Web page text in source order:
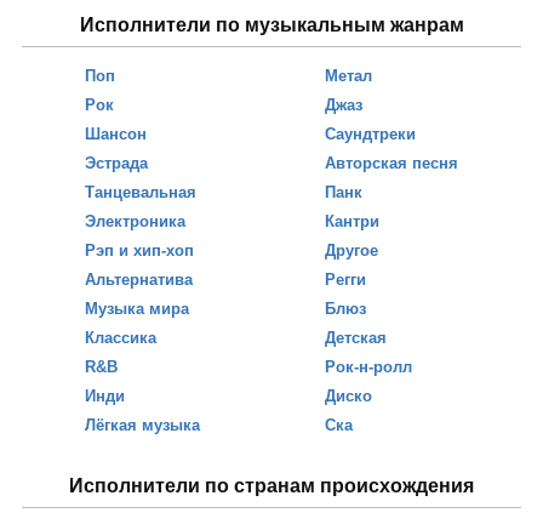
Исполнители по музыкальным жанрам
Поп
Рок
Шансон
Эстрада
Танцевальная
Электроника
Рэп и хип-хоп
Альтернатива
Музыка мира
Классика
R&B
Инди
Лёгкая музыка
Метал
Джаз
Саундтреки
Авторская песня
Панк
Кантри
Другое
Регги
Блюз
Детская
Рок-н-ролл
Диско
Ска
Исполнители по странам происхождения